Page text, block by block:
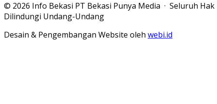
© 2026 Info Bekasi PT Bekasi Punya Media · Seluruh Hak
Dilindungi Undang-Undang
Desain & Pengembangan Website oleh webi.id